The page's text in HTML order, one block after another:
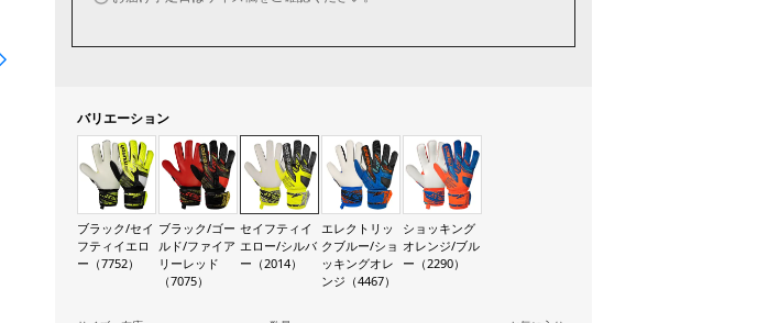
バリエーション
ブラック/セイ
フティイエロ
ー（7752）
ブラック/ゴー
ルド/ファイア
リーレッド
（7075）
セイフティイ
エロー/シルバ
ー（2014）
エレクトリッ
クブルー/ショ
ッキングオレ
ンジ（4467）
ショッキング
オレンジ/ブル
ー（2290）